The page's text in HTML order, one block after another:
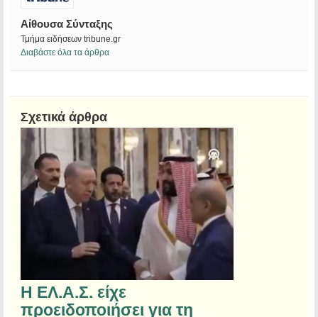
Αίθουσα Σύνταξης
Τμήμα ειδήσεων tribune.gr
Διαβάστε όλα τα άρθρα
Σχετικά άρθρα
Η ΕΛ.Α.Σ. είχε
προειδοποιήσει για τη